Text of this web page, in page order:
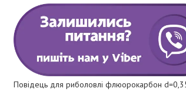
Повідець для риболовлі флюорокарбон